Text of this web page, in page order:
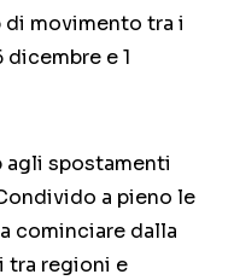
movimento tra i
e 1
spostamenti
a pieno le
cominciare dalla
tra regioni e